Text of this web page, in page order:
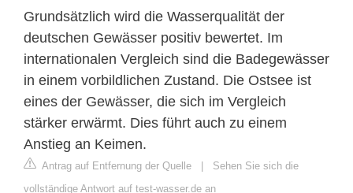
Grundsätzlich wird die Wasserqualität der
deutschen Gewässer positiv bewertet. Im
internationalen Vergleich sind die Badegewässer
in einem vorbildlichen Zustand. Die Ostsee ist
eines der Gewässer, die sich im Vergleich
stärker erwärmt. Dies führt auch zu einem
Anstieg an Keimen.
Antrag auf Entfernung der Quelle | Sehen Sie sich die
vollständige Antwort auf test-wasser.de an